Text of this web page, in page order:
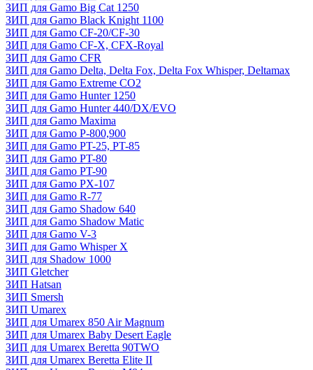
ЗИП для Gamo Big Cat 1250
ЗИП для Gamo Black Knight 1100
ЗИП для Gamo CF-20/CF-30
ЗИП для Gamo CF-X, CFX-Royal
ЗИП для Gamo CFR
ЗИП для Gamo Delta, Delta Fox, Delta Fox Whisper, Deltamax
ЗИП для Gamo Extreme CO2
ЗИП для Gamo Hunter 1250
ЗИП для Gamo Hunter 440/DX/EVO
ЗИП для Gamo Maxima
ЗИП для Gamo P-800,900
ЗИП для Gamo PT-25, PT-85
ЗИП для Gamo PT-80
ЗИП для Gamo PT-90
ЗИП для Gamo PX-107
ЗИП для Gamo R-77
ЗИП для Gamo Shadow 640
ЗИП для Gamo Shadow Matic
ЗИП для Gamo V-3
ЗИП для Gamo Whisper X
ЗИП для Shadow 1000
ЗИП Gletcher
ЗИП Hatsan
ЗИП Smersh
ЗИП Umarex
ЗИП для Umarex 850 Air Magnum
ЗИП для Umarex Baby Desert Eagle
ЗИП для Umarex Beretta 90TWO
ЗИП для Umarex Beretta Elite II